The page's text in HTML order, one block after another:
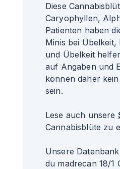
Diese
Caryophyllen,
Patienten haben
Minis bei
und Übelkeit
auf Angaben und
können daher
sein.
Lese auch unsere
Cannabisblüte zu
Unsere
du madrecan 18/1